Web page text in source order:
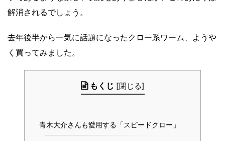
解消されるでしょう。
去年後半から一気に話題になったクロー系ワーム、ようや
く買ってみました。
もくじ [閉じる]
青木大介さんも愛用する「スピードクロー」